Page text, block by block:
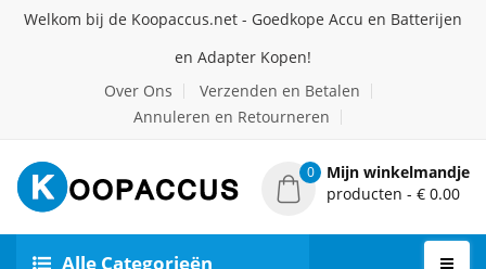
Welkom bij de Koopaccus.net - Goedkope Accu en Batterijen
en Adapter Kopen!
Over Ons
Verzenden en Betalen
Annuleren en Retourneren
0
Mijn winkelmandje
producten - € 0.00
Alle Categorieën